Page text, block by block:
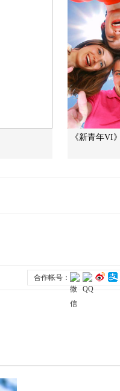
《新青年VI》